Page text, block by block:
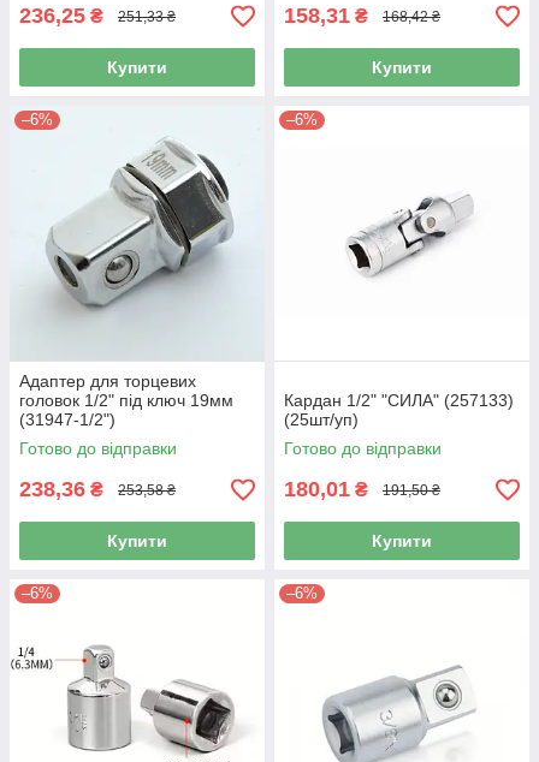
236,25 ₴ 251,33 ₴
Купити
158,31 ₴ 168,42 ₴
Купити
–6%
Адаптер для торцевих
головок 1/2" під ключ 19мм
(31947-1/2")
Готово до відправки
238,36 ₴ 253,58 ₴
Купити
–6%
Кардан 1/2" "СИЛА" (257133)
(25шт/уп)
Готово до відправки
180,01 ₴ 191,50 ₴
Купити
–6% –6%